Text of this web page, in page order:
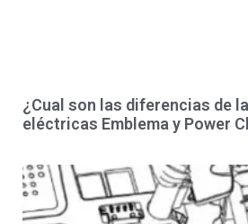
¿Cual son las diferencias de
eléctricas Emblema y Power